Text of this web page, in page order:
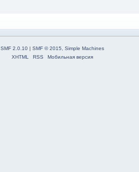
SMF 2.0.10 | SMF © 2015, Simple Machines
XHTML
RSS Мобильная версия